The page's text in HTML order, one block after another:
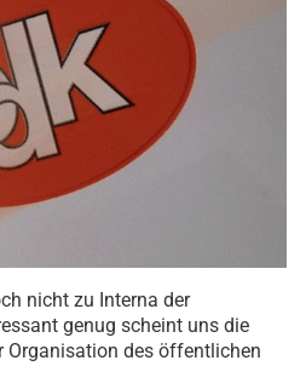
nicht zu Interna der
genug scheint uns die
Organisation des öffentlichen